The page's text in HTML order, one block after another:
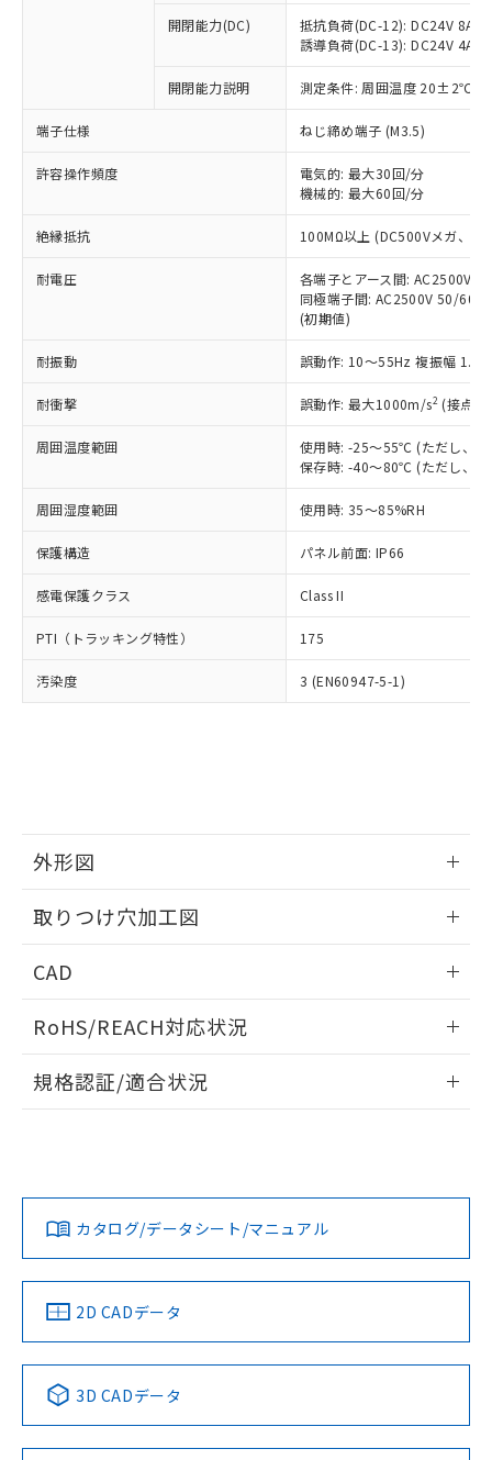
開閉能力(DC)
抵抗負荷(DC-12): DC24V 8A/
誘導負荷(DC-13): DC24V 4A/
開閉能力説明 測定条件: 周囲温度 20±2℃、
端子仕様 ねじ締め端子 (M3.5)
許容操作頻度
電気的: 最大30回/分
機械的: 最大60回/分
絶縁抵抗 100MΩ以上 (DC500Vメガ、点
耐電圧
各端子とアース間: AC2500V
同極端子間: AC2500V 50/
(初期値)
耐振動 誤動作: 10～55Hz 複振幅
耐衝撃 誤動作: 最大1000m/s2 (接点
周囲温度範囲
使用時: -25～55℃ (ただし、氷
保存時: -40～80℃ (ただし、氷
周囲湿度範囲 使用時: 35～85%RH
保護構造 パネル前面: IP66
感電保護クラス Class II
PTI（トラッキング特性） 175
汚染度 3 (EN60947-5-1)
外形図
取りつけ穴加工図
CAD
ドすることができます。
ログイン/会員登録
ダウンロードデータをご利用いただく前に、以下を必ずお読
みください。
ソフトウェアの使用条件
RoHS/REACH対応状況
EU RoHS 注意事項・凡例
対応済み
中国 RoHS 注意事項・凡例
Pb Hg Cd Cr(VI)
規格認証/適合状況
カタログ/データシート/マニュアル
2D CADデータ
3D CADデータ
ことをご了承ください。
在庫状況および標準価格照会結果は、
記載している更新日時点での社内デー
タに基づき作成されるものであり、閲
覧された時点での実際の在庫および標
準価格とは異なる場合があることをご
正式な納期状況および標準価格はお客
様のお取引先、またはお客様担当のオ
ムロン制御機器販売店・当社販売員に
オムロン制御機器販売店や当社販売拠
販売ネットワーク
」をご確認
在庫状況および標準価格結果を当社の
事前の承諾なく第三者に漏洩または開
示しないようお願いします。
マイパーツ機能（部品リスト作成サー
ビス）をご利用いただくには、I-Web
メンバーズにご登録されている必要が
お客様が当ウェブサイト上で当社にご
登録された部品リストについて、当社
および当社の共同利用者が、当社の製
品・サービスに関するお客様との取
引・商談に必要な範囲で利用すること
※当社の共同利用者とは、"個人情報
の「1.共同利
用者の範囲」に記載されている法人を
いたものが、含有品と判明した場合などや
むを得ず変更することがあります。
*EU RoHS指令（10物質）：
鉛(Pb) 1000ppm以下、 水銀(Hg) 1000ppm以下、 カド
六価クロム(Cr(Ⅵ)) 1000ppm以下、ポリ臭化ビフェニル
類(PBB) 1000ppm以下、ポリ臭化ジフェニルエーテル類
(PBDE) 1000ppm以下、フタル酸ビス(2-エチルヘキシ
ル) (DEHP)(別名：DOP) 1000ppm以下、フタル酸ブチ
ルベンジル（BBP） 1000ppm以下、フタル酸ジブチル
（DBP） 1000ppm以下、フタル酸ジイソブチル
(DIBP) 1000ppm以下
但し、RoHS指令で産業用監視および制御機器に対する
フタル酸エステル類の４物質については閾値を超える意
図的な使用がないことを確認しています。
部品在庫の切り替え状況などにより、予定
月が前後することがあります。
※3 非含有証明書ダウンロード
下記の非含有証明書をダウンロードするこ
とができます。
EU RoHS指令（10物質）の非含有証明書
51物質の非含有証明書（当社基準）
※本証明書は発行日時点で非含有を証明す
るもので、過去に遡って非含有を証明する
していることから、特段のことがない限
り、2022年1月12日より割愛しておりま
す。
基準値を超えていることを示します。
「－」：未確認です。当社販売部門へお問
ム) : 100ppm、
Cr(Ⅵ)(六価クロム) : 1000ppm、 PBBs(ポリ臭化ビフェ
ニル類) : 1000ppm、 PBDEs(ポリ臭化ジフェニルエーテ
ル類) : 1000ppm、
DBP(フタル酸ジブチル) : 1000ppm、 DIBP(フタル酸ジ
イソブチル) : 1000ppm、 BBP(フタル酸ブチルベンジ
ル) : 1000ppm、
DEHP(フタル酸ビス(2-エチルヘキシル)) : 1000ppm
「ｅ」：有害物質（10物質）のすべてが基
準値以下であることを示します。
「10」：通常の使用状況下において有害物
質が外部に漏えいし、環境に深刻な影響を
及ぼさない年数を意味します。
「－」：未確認です。当社販売部門へお問
い合わせください。
当社は、これら貴社製品のうち、外国
為替および外国貿易法に定める商品
（以下｢規制貨物等」という）を輸出
または国外への提供する場合は、日本
国政府の輸出許可(または役務取引許
可)を取得するなどの必要な手続きを
当社は規制貨物を破棄する場合は、完
全に破砕するなど、違法に輸出されな
いよう必要な手段を講じます。
当社は貴社製品を、核兵器、ミサイ
ル、化学兵器、生物兵器またはその他
武器並びにこれらの製造装置等に一切
当社は、貴社製品を第三者に販売する
場合は、上記1、2および3の内容を当
該第三者に通知します。また当社は、
販売先および販売に係わる関係者が違
法に輸出するおそれがある場合は、取
り引きをいたしません。
キャンセル
説明
○ 一定数以上の在庫あり
一定数には満たないが在庫あり
在庫なし(最新の在庫状況につ
いては、お客様のお取引先、ま
たはお客様担当のオムロン制御
機器販売店・当社販売員にご確
白
受注生産機種、また在庫状況の
情報を公開していない機種